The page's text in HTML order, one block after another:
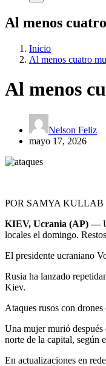
Al menos
Inicio
Al menos cuatro
Al menos
Nelson Feliz
mayo 17, 2026
POR SAMYA KULLAB
KIEV, Ucrania (AP) —
locales el domingo.
El presidente ucraniano
Rusia ha lanzado
Kiev.
Ataques rusos con
Una mujer murió
norte de la capital, según
En actualizaciones en